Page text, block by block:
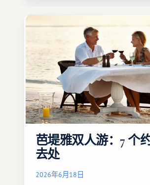
芭堤雅双人游：7 个
去处
2026年6月18日